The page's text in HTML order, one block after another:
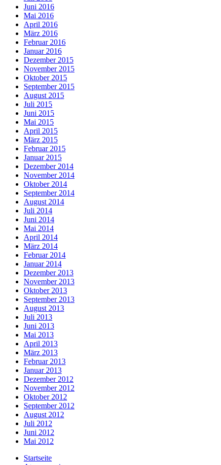
Juni 2016
Mai 2016
April 2016
März 2016
Februar 2016
Januar 2016
Dezember 2015
November 2015
Oktober 2015
September 2015
August 2015
Juli 2015
Juni 2015
Mai 2015
April 2015
März 2015
Februar 2015
Januar 2015
Dezember 2014
November 2014
Oktober 2014
September 2014
August 2014
Juli 2014
Juni 2014
Mai 2014
April 2014
März 2014
Februar 2014
Januar 2014
Dezember 2013
November 2013
Oktober 2013
September 2013
August 2013
Juli 2013
Juni 2013
Mai 2013
April 2013
März 2013
Februar 2013
Januar 2013
Dezember 2012
November 2012
Oktober 2012
September 2012
August 2012
Juli 2012
Juni 2012
Mai 2012
Startseite